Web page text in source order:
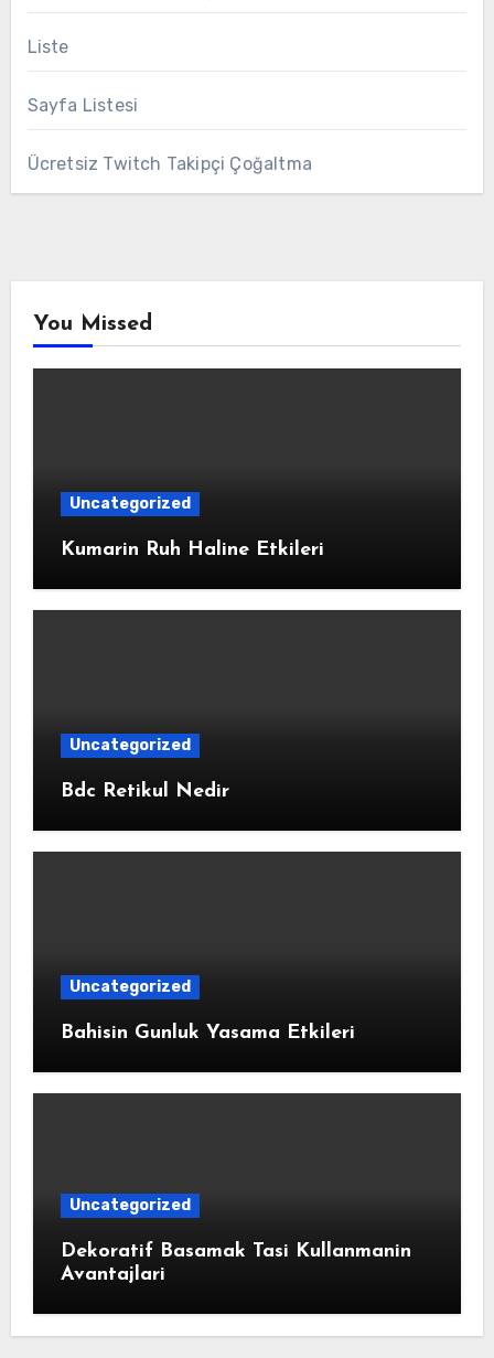
Liste
Sayfa Listesi
Ücretsiz Twitch Takipçi Çoğaltma
You Missed
Uncategorized
Kumarin Ruh Haline Etkileri
Uncategorized
Bdc Retikul Nedir
Uncategorized
Bahisin Gunluk Yasama Etkileri
Uncategorized
Dekoratif Basamak Tasi Kullanmanin
Avantajlari